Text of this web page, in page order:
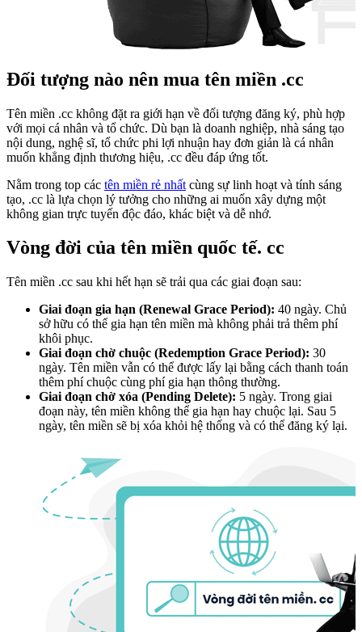
Đối tượng nào nên mua tên miền .cc
Tên miền .cc không đặt ra giới hạn về đối tượng đăng ký, phù hợp
với mọi cá nhân và tổ chức. Dù bạn là doanh nghiệp, nhà sáng tạo
nội dung, nghệ sĩ, tổ chức phi lợi nhuận hay đơn giản là cá nhân
muốn khẳng định thương hiệu, .cc đều đáp ứng tốt.
Nằm trong top các tên miền rẻ nhất cùng sự linh hoạt và tính sáng
tạo, .cc là lựa chọn lý tưởng cho những ai muốn xây dựng một
không gian trực tuyến độc đáo, khác biệt và dễ nhớ.
Vòng đời của tên miền quốc tế. cc
Tên miền .cc sau khi hết hạn sẽ trải qua các giai đoạn sau:
Giai đoạn gia hạn (Renewal Grace Period): 40 ngày. Chủ
sở hữu có thể gia hạn tên miền mà không phải trả thêm phí
khôi phục.
Giai đoạn chờ chuộc (Redemption Grace Period): 30
ngày. Tên miền vẫn có thể được lấy lại bằng cách thanh toán
thêm phí chuộc cùng phí gia hạn thông thường.
Giai đoạn chờ xóa (Pending Delete): 5 ngày. Trong giai
đoạn này, tên miền không thể gia hạn hay chuộc lại. Sau 5
ngày, tên miền sẽ bị xóa khỏi hệ thống và có thể đăng ký lại.